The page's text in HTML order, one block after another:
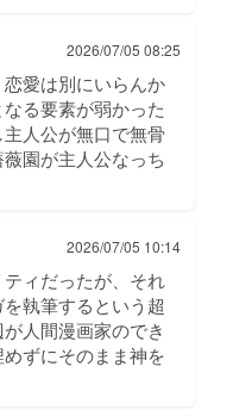
2026/07/05 08:25
愛は別にいらんか
る要素が弱かった
人公が無口で無骨
園が主人公なっち
2026/07/05 10:14
ィだったが、それ
執筆するという超
人間漫画家のでき
ずにそのまま神を